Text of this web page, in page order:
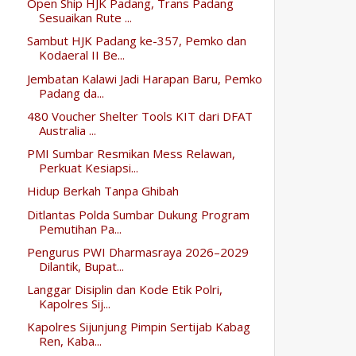
Open Ship HJK Padang, Trans Padang
Sesuaikan Rute ...
Sambut HJK Padang ke-357, Pemko dan
Kodaeral II Be...
Jembatan Kalawi Jadi Harapan Baru, Pemko
Padang da...
480 Voucher Shelter Tools KIT dari DFAT
Australia ...
PMI Sumbar Resmikan Mess Relawan,
Perkuat Kesiapsi...
Hidup Berkah Tanpa Ghibah
Ditlantas Polda Sumbar Dukung Program
Pemutihan Pa...
Pengurus PWI Dharmasraya 2026–2029
Dilantik, Bupat...
Langgar Disiplin dan Kode Etik Polri,
Kapolres Sij...
Kapolres Sijunjung Pimpin Sertijab Kabag
Ren, Kaba...